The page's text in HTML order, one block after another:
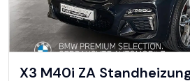
X3 M40i ZA